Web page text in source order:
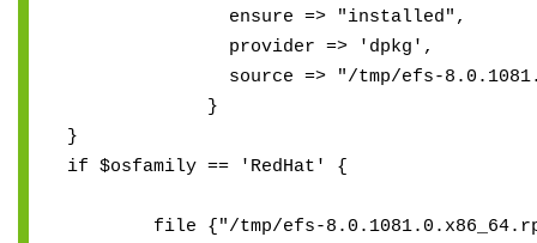
ensure => "installed",
provider => 'dpkg',
source => "/tmp/efs-
}
}
if $osfamily == 'RedHat' {
file {"/tmp/efs-